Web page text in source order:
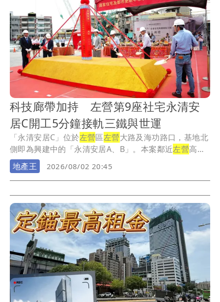
科技廊帶加持 左營第9座社宅永清安
居C開工5分鐘接軌三鐵與世運
「永清安居C」位於左營區左營大路及海功路口，基地北
側即為興建中的「永清安居A、B」。本案鄰近左營高
中...
地產王 2026/08/02 20:45